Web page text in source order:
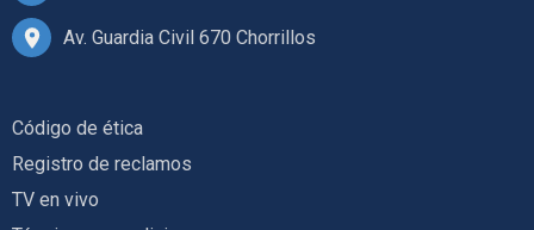
Av. Guardia Civil 670 Chorrillos
Código de ética
Registro de reclamos
TV en vivo